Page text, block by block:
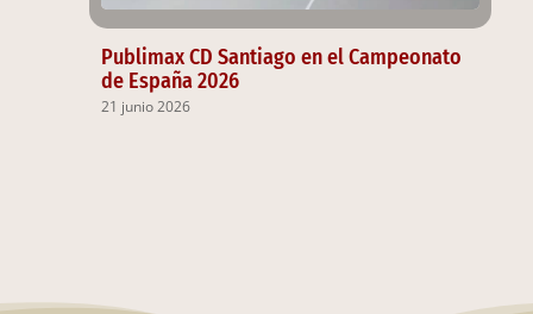
Publimax CD Santiago en el Campeonato
de España 2026
21 junio 2026